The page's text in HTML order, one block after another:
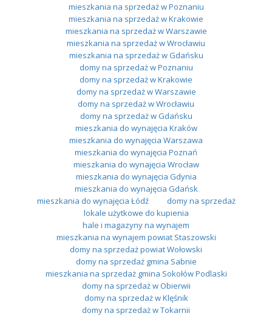
mieszkania na sprzedaż w Poznaniu
mieszkania na sprzedaż w Krakowie
mieszkania na sprzedaż w Warszawie
mieszkania na sprzedaż w Wrocławiu
mieszkania na sprzedaż w Gdańsku
domy na sprzedaż w Poznaniu
domy na sprzedaż w Krakowie
domy na sprzedaż w Warszawie
domy na sprzedaż w Wrocławiu
domy na sprzedaż w Gdańsku
mieszkania do wynajęcia Kraków
mieszkania do wynajęcia Warszawa
mieszkania do wynajęcia Poznań
mieszkania do wynajęcia Wrocław
mieszkania do wynajęcia Gdynia
mieszkania do wynajęcia Gdańsk
mieszkania do wynajęcia Łódź
domy na sprzedaż
lokale użytkowe do kupienia
hale i magazyny na wynajem
mieszkania na wynajem powiat Staszowski
domy na sprzedaż powiat Wołowski
domy na sprzedaż gmina Sabnie
mieszkania na sprzedaż gmina Sokołów Podlaski
domy na sprzedaż w Obierwii
domy na sprzedaż w Klęśnik
domy na sprzedaż w Tokarnii